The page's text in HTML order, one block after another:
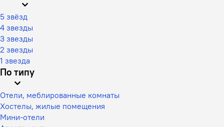
5 звёзд
4 звезды
3 звезды
2 звезды
1 звезда
По типу
Отели, меблированные комнаты
Хостелы, жилые помещения
Мини-отели